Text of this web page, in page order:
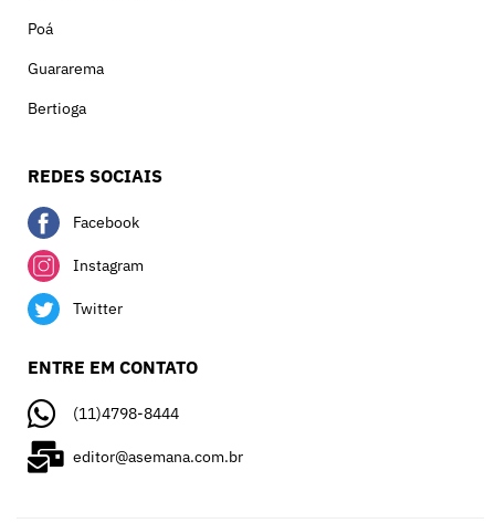
Poá
Guararema
Bertioga
REDES SOCIAIS
Facebook
Instagram
Twitter
ENTRE EM CONTATO
(11)4798-8444
editor@asemana.com.br